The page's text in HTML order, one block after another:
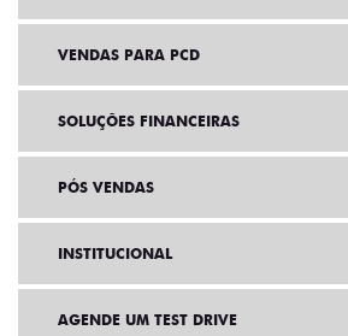
VENDAS PARA PCD
SOLUÇÕES FINANCEIRAS
PÓS VENDAS
INSTITUCIONAL
AGENDE UM TEST DRIVE